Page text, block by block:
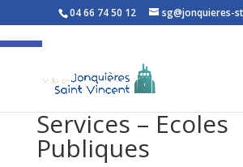
Ouvrir la barre d’outils
04 66 74 50 12 sg@jonquieres-
Services – Ecoles
Publiques